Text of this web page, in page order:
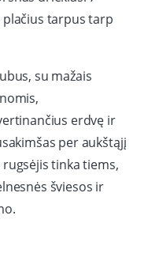
tarpus tarp
su mažais
erdvę ir
per aukštąjį
tinka tiems,
šviesos ir